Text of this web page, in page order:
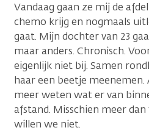
Vandaag gaan ze mij de
chemo krijg en nogmaals
gaat. Mijn dochter van 23
maar anders. Chronisch.
eigenlijk niet bij. Samen
haar een beetje meenemen.
meer weten wat er van
afstand. Misschien meer
willen we niet.